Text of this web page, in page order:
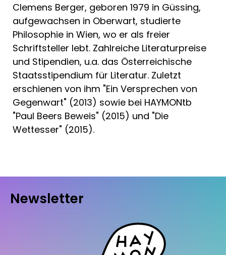
Clemens Berger, geboren 1979 in Güssing,
aufgewachsen in Oberwart, studierte
Philosophie in Wien, wo er als freier
Schriftsteller lebt. Zahlreiche Literaturpreise
und Stipendien, u.a. das Österreichische
Staatsstipendium für Literatur. Zuletzt
erschienen von ihm "Ein Versprechen von
Gegenwart" (2013) sowie bei HAYMONtb
"Paul Beers Beweis" (2015) und "Die
Wettesser" (2015).
Newsletter